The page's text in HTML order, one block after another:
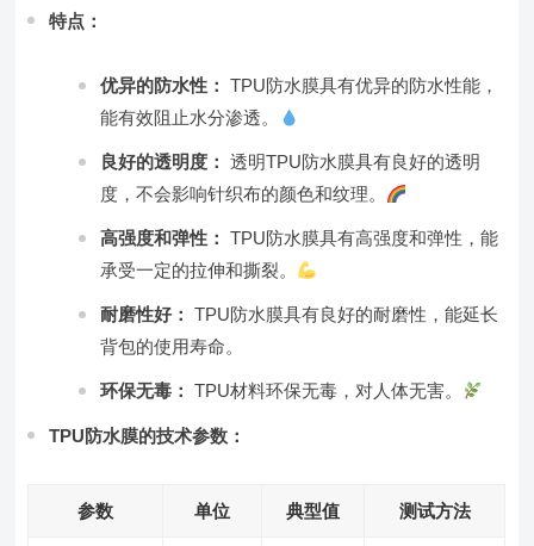
特点：
优异的防水性： TPU防水膜具有优异的防水性能，
能有效阻止水分渗透。
良好的透明度： 透明TPU防水膜具有良好的透明
度，不会影响针织布的颜色和纹理。
高强度和弹性： TPU防水膜具有高强度和弹性，能
承受一定的拉伸和撕裂。
耐磨性好： TPU防水膜具有良好的耐磨性，能延长
背包的使用寿命。
环保无毒： TPU材料环保无毒，对人体无害。
TPU防水膜的技术参数：
参数 单位 典型值 测试方法